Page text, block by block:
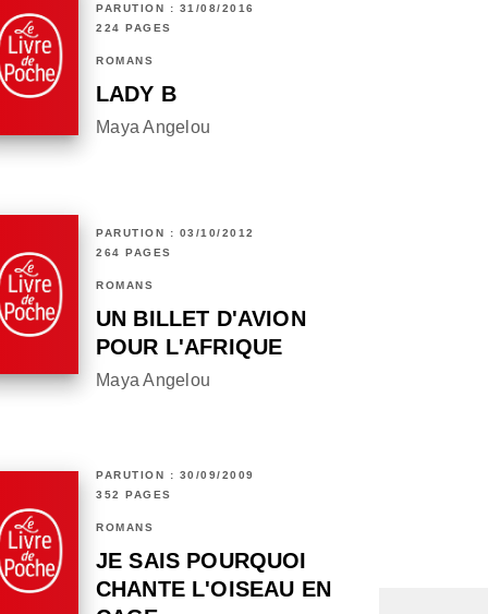
PARUTION : 31/08/2016
224 PAGES
ROMANS
LADY B
Maya Angelou
PARUTION : 03/10/2012
264 PAGES
ROMANS
UN BILLET D'AVION
POUR L'AFRIQUE
Maya Angelou
PARUTION : 30/09/2009
352 PAGES
ROMANS
JE SAIS POURQUOI
CHANTE L'OISEAU EN